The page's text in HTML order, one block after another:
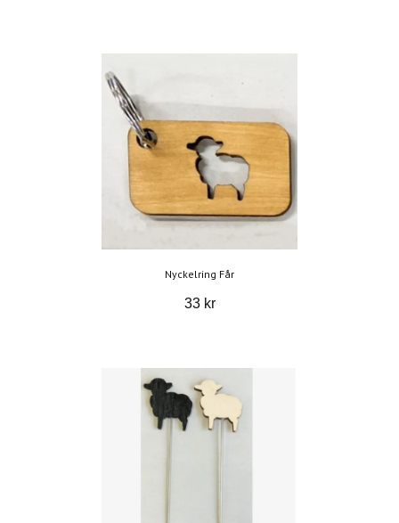
Nyckelring Får
33 kr